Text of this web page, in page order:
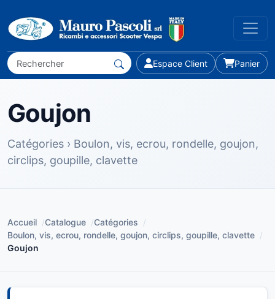
Espace Client Panier
Goujon
Catégories › Boulon, vis, ecrou, rondelle, goujon,
circlips, goupille, clavette
Accueil /Catalogue /Catégories /
Boulon, vis, ecrou, rondelle, goujon, circlips, goupille, clavette /
Goujon